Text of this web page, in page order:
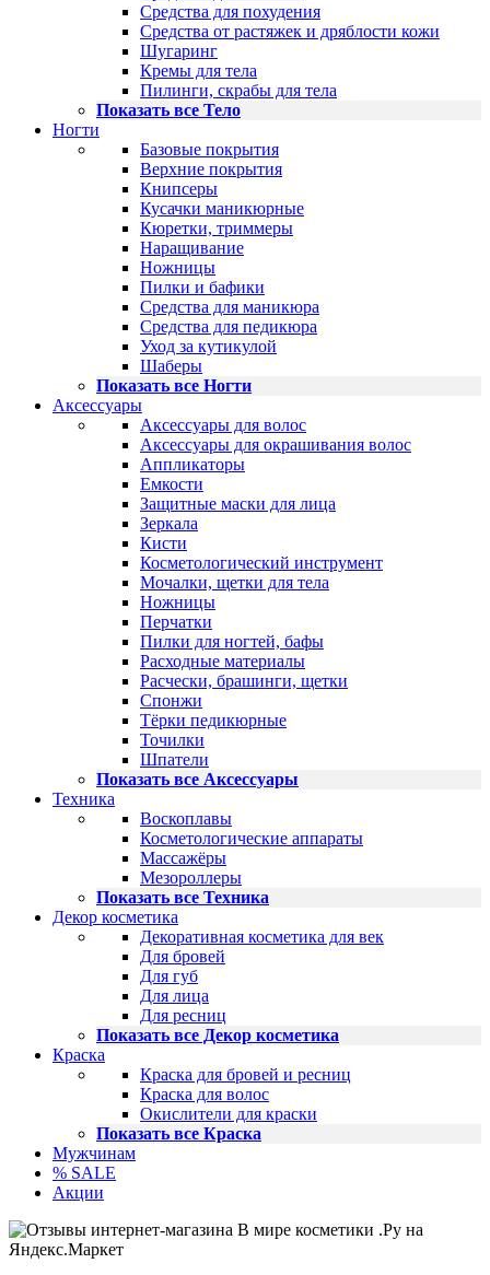
Средства для похудения
Средства от растяжек и дряблости кожи
Шугаринг
Кремы для тела
Пилинги, скрабы для тела
Показать все Тело
Ногти
Базовые покрытия
Верхние покрытия
Книпсеры
Кусачки маникюрные
Кюретки, триммеры
Наращивание
Ножницы
Пилки и бафики
Средства для маникюра
Средства для педикюра
Уход за кутикулой
Шаберы
Показать все Ногти
Аксессуары
Аксессуары для волос
Аксессуары для окрашивания волос
Аппликаторы
Емкости
Защитные маски для лица
Зеркала
Кисти
Косметологический инструмент
Мочалки, щетки для тела
Ножницы
Перчатки
Пилки для ногтей, бафы
Расходные материалы
Расчески, брашинги, щетки
Спонжи
Тёрки педикюрные
Точилки
Шпатели
Показать все Аксессуары
Техника
Воскоплавы
Косметологические аппараты
Массажёры
Мезороллеры
Показать все Техника
Декор косметика
Декоративная косметика для век
Для бровей
Для губ
Для лица
Для ресниц
Показать все Декор косметика
Краска
Краска для бровей и ресниц
Краска для волос
Окислители для краски
Показать все Краска
Мужчинам
% SALE
Акции